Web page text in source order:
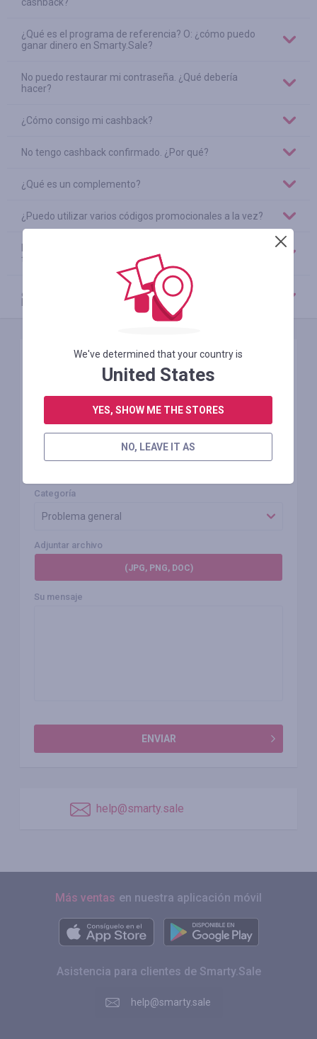
¿Qué es el programa de referencia? O: ¿cómo puedo
ganar dinero en Smarty.Sale?
No puedo restaurar mi contraseña. ¿Qué debería
hacer?
¿Cómo consigo mi cashback?
No tengo cashback confirmado. ¿Por qué?
¿Qué es un complemento?
¿Puedo utilizar varios códigos promocionales a la vez?
teléfono. ¿Qué debería hacer?
¿Es obligatorio completar el perfil de usuario? ¿Todos
Comentario
Bajo
Categoría
Problema general
Adjuntar archivo
(JPG, PNG, DOC)
Su mensaje
ENVIAR
help@smarty.sale
Más ventas en nuestra aplicación móvil
Asistencia para clientes de Smarty.Sale
help@smarty.sale
We've determined that your country is
United States
YES, SHOW ME THE STORES
NO, LEAVE IT AS